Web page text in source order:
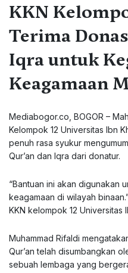
KKN
Terima
Iqra untuk
Keagamaan
Mediabogor.co, BOGOR –
Kelompok 12 Universitas Ibn
penuh rasa syukur
Qur’an dan Iqra dari donatur.
“Bantuan ini akan digunakan
keagamaan di wilayah
KKN kelompok 12 Universitas
Muhammad Rifaldi
Qur’an telah disumbangkan
sebuah lembaga yang